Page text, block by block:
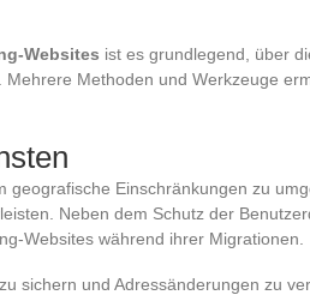
Websites ist es grundlegend, über
Methoden und Werkzeuge
geografische Einschränkungen zu
Neben dem Schutz der
Websites während ihrer Migrationen.
sichern und Adressänderungen zu